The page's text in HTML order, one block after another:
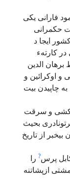
فارانی یکی
حکمرانی
ایجا د
کارتهء
الدین
و اوکرائین و
چاپیدن بیت
و سرقت
بحیث
از تاریخ
پرس? را
ازپشاتنه